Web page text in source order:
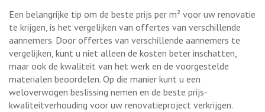
Een belangrijke tip om de beste prijs per m² voor uw renovatie
te krijgen, is het vergelijken van offertes van verschillende
aannemers. Door offertes van verschillende aannemers te
vergelijken, kunt u niet alleen de kosten beter inschatten,
maar ook de kwaliteit van het werk en de voorgestelde
materialen beoordelen. Op die manier kunt u een
weloverwogen beslissing nemen en de beste prijs-
kwaliteitverhouding voor uw renovatieproject verkrijgen.